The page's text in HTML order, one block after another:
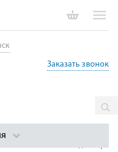
компоненты
Заказать звонок